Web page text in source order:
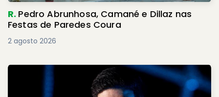
R. Pedro Abrunhosa, Camané e Dillaz nas
Festas de Paredes Coura
2 agosto 2026